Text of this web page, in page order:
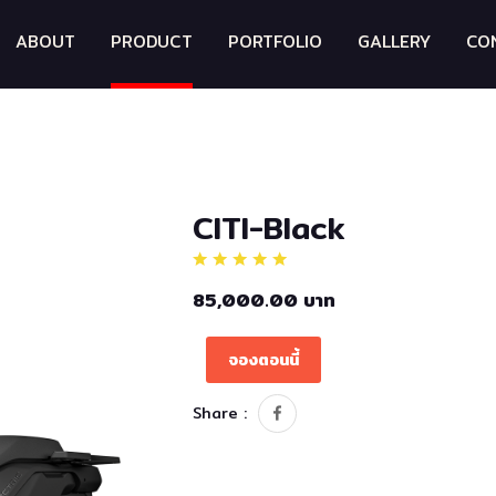
ABOUT PRODUCT PORTFOLIO GALLERY
CITI-Black
85,000.00 บาท
จองตอนนี้
Share :